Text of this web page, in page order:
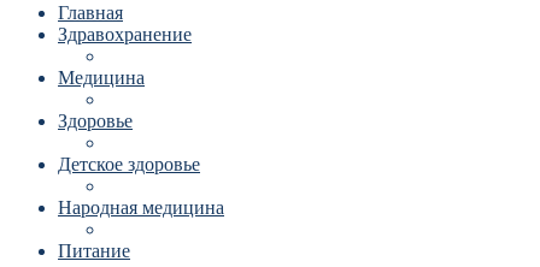
Главная
Здравохранение
Медицина
Здоровье
Детское здоровье
Народная медицина
Питание